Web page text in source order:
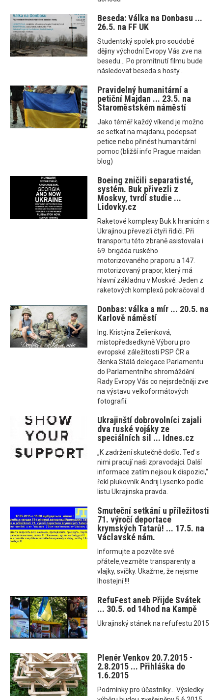
Beseda: Válka na Donbasu ...
26.5. na FF UK
Studentský spolek pro soudobé
dějiny východní Evropy Vás zve na
besedu... Po promítnutí filmu bude
následovat beseda s hosty...
Pravidelný humanitární a
petiční Majdan ... 23.5. na
Staroměstském náměstí
Jako téměř každý víkend je možno
se setkat na majdanu, podepsat
petice nebo přinést humanitární
pomoc (bližší info Prague maidan
blog)
Boeing zničili separatisté,
systém. Buk přivezli z
Moskvy, tvrdí studie ...
Lidovky.cz
Raketové komplexy Buk k hranicím s
Ukrajinou převezli čtyři řidiči. Při
transportu této zbraně asistovala i
69. brigáda ruského
motorizovaného praporu a ­147.
motorizovaný prapor, který má
hlavní základnu v Moskvě. Jeden z
raketových komplexů pokračoval d
Donbas: válka a mír ... 20.5. na
Karlově náměstí
Ing. Kristýna Zelienková,
místopředsedkyně Výboru pro
evropské záležitosti PSP ČR a
členka Stálá delegace Parlamentu
do Parlamentního shromáždění
Rady Evropy Vás co nejsrdečněji zve
na výstavu velkoformátových
fotografií.
Ukrajinští dobrovolníci zajali
dva ruské vojáky ze
speciálních sil ... Idnes.cz
„K zadržení skutečně došlo. Teď s
nimi pracují naši zpravodajci. Další
informace zatím nejsou k dispozici,“
řekl plukovník Andrij Lysenko podle
listu Ukrajinska pravda.
Smuteční setkání u příležitosti
71. výročí deportace
krymských Tatarů! ... 17.5. na
Václavské nám.
Informujte a pozvěte své
přátele,vezměte transparenty a
vlajky, svíčky. Ukažme, že nejsme
lhostejní !!!
RefuFest aneb Přijde Svátek
... 30.5. od 14hod na Kampě
Ukrajinský stánek na refufestu 2015
Plenér Venkov 20.7.2015 -
2.8.2015 ... Přihláška do
1.6.2015
Podmínky pro účastníky... Výsledky